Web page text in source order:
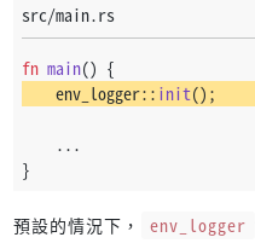
src/main.rs
fn main() {
    env_logger::
init();
    ...
}
預設的情況下， env_logger